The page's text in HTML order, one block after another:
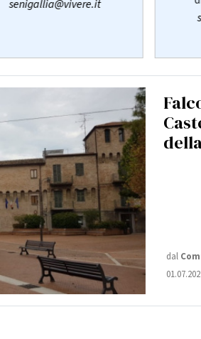
senigallia@vivere.it
dal